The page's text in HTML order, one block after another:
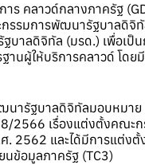
คลาวด์กลางภาครัฐ
รรมการพัฒนารัฐบาลดิจิ
าลดิจิทัล (มรด.) เพื่อเป็
านผู้ให้บริการคลาวด์ โดย
ารัฐบาลดิจิทัลมอบหมาย
2566 เรื่องแต่งตั้งคณะก
. 2562 และได้มีการแต่ง
นข้อมูลภาครัฐ (TC3)